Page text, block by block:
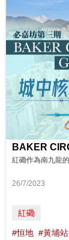
26/7/2023
紅磡
#恒地 #黃埔站